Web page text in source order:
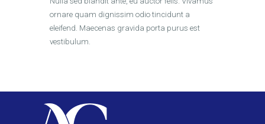
ornare quam dignissim odio tincidunt a
eleifend. Maecenas gravida porta purus est
vestibulum.